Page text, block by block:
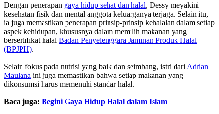
Dengan penerapan gaya hidup sehat dan halal, Dessy meyakini
kesehatan fisik dan mental anggota keluarganya terjaga. Selain itu,
ia juga memastikan penerapan prinsip-prinsip kehalalan dalam setiap
aspek kehidupan, khususnya dalam memilih makanan yang
bersertifikat halal Badan Penyelenggara Jaminan Produk Halal
(BPJPH).
Selain fokus pada nutrisi yang baik dan seimbang, istri dari Adrian
Maulana ini juga memastikan bahwa setiap makanan yang
dikonsumsi harus memenuhi standar halal.
Baca juga: Begini Gaya Hidup Halal dalam Islam